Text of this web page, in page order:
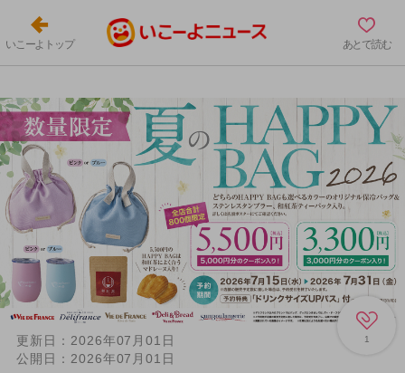
いこーよトップ あとで読む
1
更新日： 2026年07月01日
公開日： 2026年07月01日